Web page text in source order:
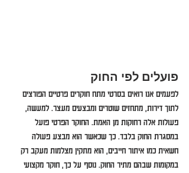
פועלים לפי החוק
לפעמים אנו רואים בסרטי מתח חוקרים פרטיים הפורצים
לתוך דירות, מתחזים שוטרים ומבצעים מעצר. למעשה,
פעולות אלה רחוקות מן האמת. החוקר הפרטי פועל
במסגרת החוק בלבד. כך שכאשר הוא מבצע פעולה
חשאית כמו איתור חייבים, הוא מתקין מצלמות מעקב רק
במקומות שבהם מתיר החוק. נוסף על כך, חוקר מקצועי